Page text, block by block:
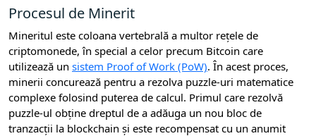
Procesul de Minerit
Mineritul este coloana vertebrală a multor rețele de
criptomonede, în special a celor precum Bitcoin care
utilizează un sistem Proof of Work (PoW). În acest proces,
minerii concurează pentru a rezolva puzzle-uri matematice
complexe folosind puterea de calcul. Primul care rezolvă
puzzle-ul obține dreptul de a adăuga un nou bloc de
tranzacții la blockchain și este recompensat cu un anumit